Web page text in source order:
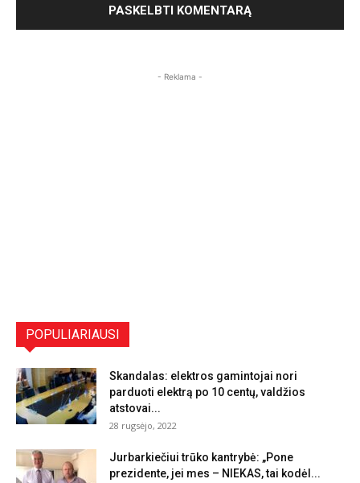
- Reklama -
POPULIARIAUSI
Skandalas: elektros gamintojai nori
parduoti elektrą po 10 centų, valdžios
atstovai...
28 rugsėjo, 2022
Jurbarkiečiui trūko kantrybė: „Pone
prezidente, jei mes – NIEKAS, tai kodėl...